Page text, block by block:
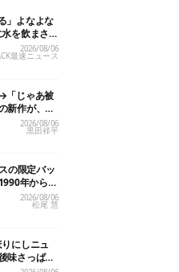
」よなよな
を飲まさ
2026/08/06
最速ニュース
「じゃあ被
新作が、真
2026/08/06
黒田祥平
の限定バッ
年から“3
た、紫タグ
2026/08/06
松尾 慧
にしニュ
味さっぱり